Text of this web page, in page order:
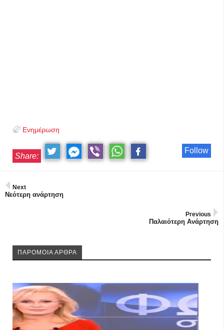
Ενημέρωση
Follow
Share:
Next
Νεότερη ανάρτηση
Previous
Παλαιότερη Ανάρτηση
ΠΑΡΟΜΟΙΑ ΑΡΘΡΑ